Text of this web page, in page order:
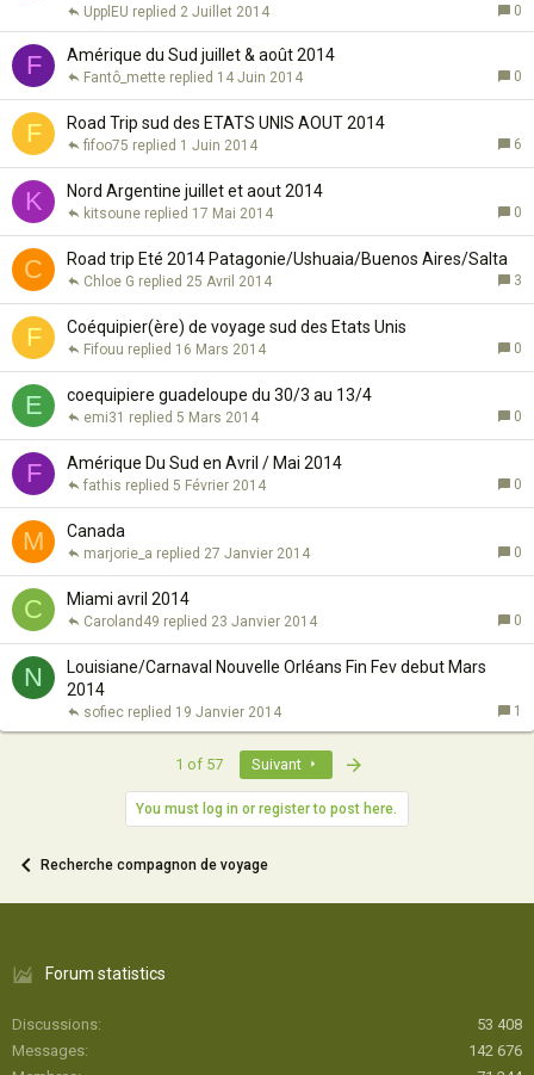
0
2 Juillet 2014
UpplEU
F Amérique du Sud juillet & août 2014
0
14 Juin 2014
Fantô_mette
F Road Trip sud des ETATS UNIS AOUT 2014
6
1 Juin 2014
fifoo75
K Nord Argentine juillet et aout 2014
0
17 Mai 2014
kitsoune
C Road trip Eté 2014 Patagonie/Ushuaia/Buenos Aires/Salta
3
25 Avril 2014
Chloe G
F Coéquipier(ère) de voyage sud des Etats Unis
0
16 Mars 2014
Fifouu
E coequipiere guadeloupe du 30/3 au 13/4
0
5 Mars 2014
emi31
F Amérique Du Sud en Avril / Mai 2014
0
5 Février 2014
fathis
M Canada
0
27 Janvier 2014
marjorie_a
C Miami avril 2014
0
23 Janvier 2014
Caroland49
N
Louisiane/Carnaval Nouvelle Orléans Fin Fev debut Mars
2014
1
19 Janvier 2014
sofiec
1 of 57 Suivant
You must log in or register to post here.
Recherche compagnon de voyage
Forum statistics
Discussions
53 408
Messages
142 676